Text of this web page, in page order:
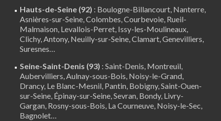
Hauts-de-Seine (92) : Boulogne-Billancourt, Nanterre,
Asnières-sur-Seine, Colombes, Courbevoie, Rueil-
Malmaison, Levallois-Perret, Issy-les-Moulineaux,
Clichy, Antony, Neuilly-sur-Seine,Clamart, Genevilliers,
Suresnes…
Seine-Saint-Denis (93) : Saint-Denis, Montreuil,
Aubervilliers, Aulnay-sous-Bois, Noisy-le-Grand,
Drancy, Le Blanc-Mesnil, Pantin, Bobigny, Saint-Ouen-
sur-Seine, Épinay-sur-Seine, Sevran, Bondy, Livry-
Gargan, Rosny-sous-Bois, La Courneuve, Noisy-le-Sec,
Bagnolet…